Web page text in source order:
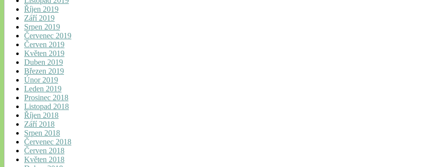
Říjen 2019
Září 2019
Srpen 2019
Červenec 2019
Červen 2019
Květen 2019
Duben 2019
Březen 2019
Únor 2019
Leden 2019
Prosinec 2018
Listopad 2018
Říjen 2018
Září 2018
Srpen 2018
Červenec 2018
Červen 2018
Květen 2018